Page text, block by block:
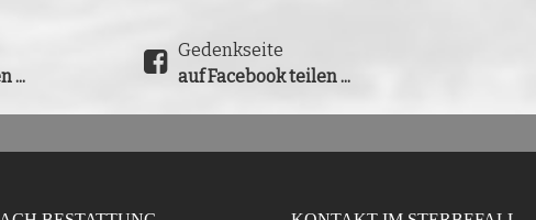
...
Gedenkseite
auf Facebook teilen ...